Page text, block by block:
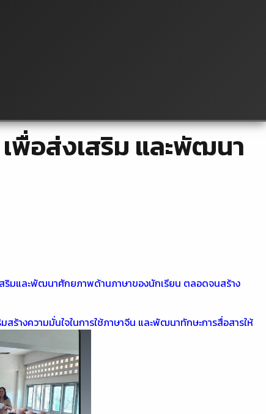
พื่อส่งเสริม และพัฒนา
สริมและพัฒนาศักยภาพด้านภาษาของนักเรียน ตลอดจนสร้าง
างความมั่นใจในการใช้ภาษาจีน และพัฒนาทักษะการสื่อสารให้